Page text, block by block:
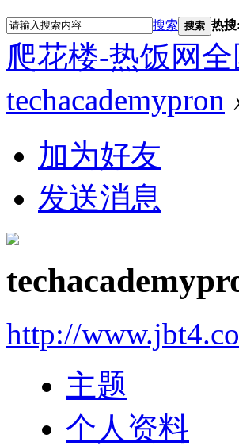
搜索 搜索 热搜:
爬花楼-热饭网
techacademypron
加为好友
发送消息
http://
主题
个人资料